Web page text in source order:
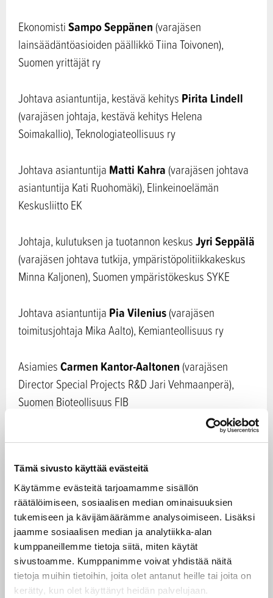
Tämä sivusto käyttää evästeitä
Käytämme evästeitä tarjoamamme sisällön
räätälöimiseen, sosiaalisen median ominaisuuksien
tukemiseen ja kävijämäärämme analysoimiseen. Lisäksi
jaamme sosiaalisen median ja analytiikka-alan
kumppaneillemme tietoja siitä, miten käytät
sivustoamme. Kumppanimme voivat yhdistää näitä
tietoja muihin tietoihin, joita olet antanut heille tai joita on
kerätty, kun olet käyttänyt heidän palvelujaan.
EkonomistiSampo Seppänen (varajäsen
lainsäädäntöasioiden päällikkö Tiina Toivonen),
Suomen yrittäjät ry
Johtava asiantuntija, kestävä kehitys Pirita Lindell
(varajäsen johtaja, kestävä kehitys Helena
Soimakallio), Teknologiateollisuus ry
Johtava asiantuntija Matti Kahra (varajäsen johtava
asiantuntija Kati Ruohomäki), Elinkeinoelämän
Keskusliitto EK
Johtaja, kulutuksen ja tuotannon keskusJyri Seppälä
(varajäsen johtava tutkija, ympäristöpolitiikkakeskus
Minna Kaljonen), Suomen ympäristökeskus SYKE
Johtava asiantuntija Pia Vilenius(varajäsen
toimitusjohtaja Mika Aalto), Kemianteollisuus ry
AsiamiesCarmen Kantor-Aaltonen (varajäsen
Director Special Projects R&D Jari Vehmaanperä),
Suomen Bioteollisuus FIB
Mikko Salo
Ympäristö- ja energiajohtajaPekka Vuorinen
(varajäsen johtaja Juha Laurila), Rakennusteollisuus
ry
YliopettajaLasse Okkonen(varajäsen
koulutuspäällikkö Sanna Kasurinen), Karelia